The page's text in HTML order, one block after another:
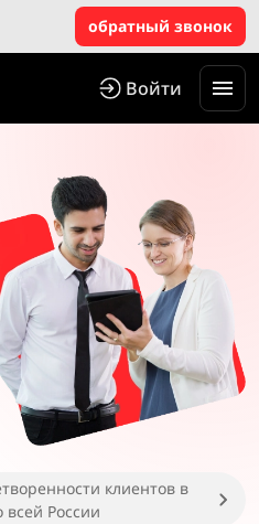
обратный звонок
Войти
клиентов в
России